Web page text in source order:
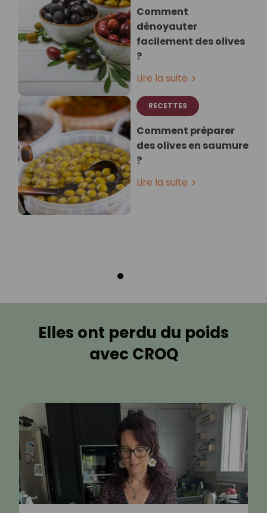
Comment
dénoyauter
facilement des olives
?
Lire la suite
RECETTES
Comment préparer
des olives en saumure
?
Lire la suite
Elles ont perdu du poids
avec CROQ